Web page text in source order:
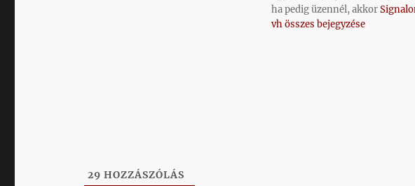
ha pedig üzennél, akkor
vh összes bejegyzése
29 HOZZÁSZÓLÁS